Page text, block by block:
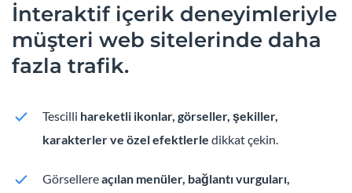
İnteraktif içerik deneyimleriyle
müşteri web sitelerinde daha
fazla trafik.
Tescilli hareketli ikonlar, görseller, şekiller,
karakterler ve özel efektlerle dikkat çekin.
Görsellereaçılan menüler, bağlantı vurguları,